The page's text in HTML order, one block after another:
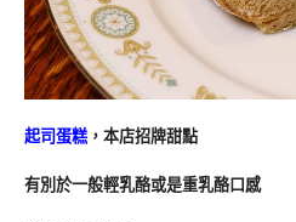
起司蛋糕 ，本店招牌甜點
有別於一般輕乳酪或是重乳酪口感